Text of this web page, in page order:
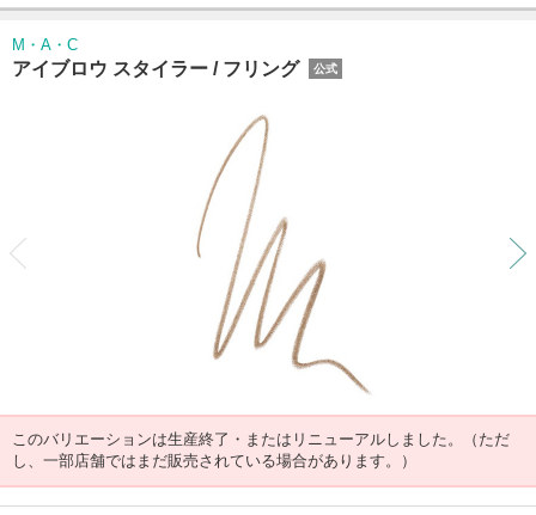
M・A・C
アイブロウ スタイラー / フリング 公式
このバリエーションは生産終了・またはリニューアルしました。（ただ
し、一部店舗ではまだ販売されている場合があります。）